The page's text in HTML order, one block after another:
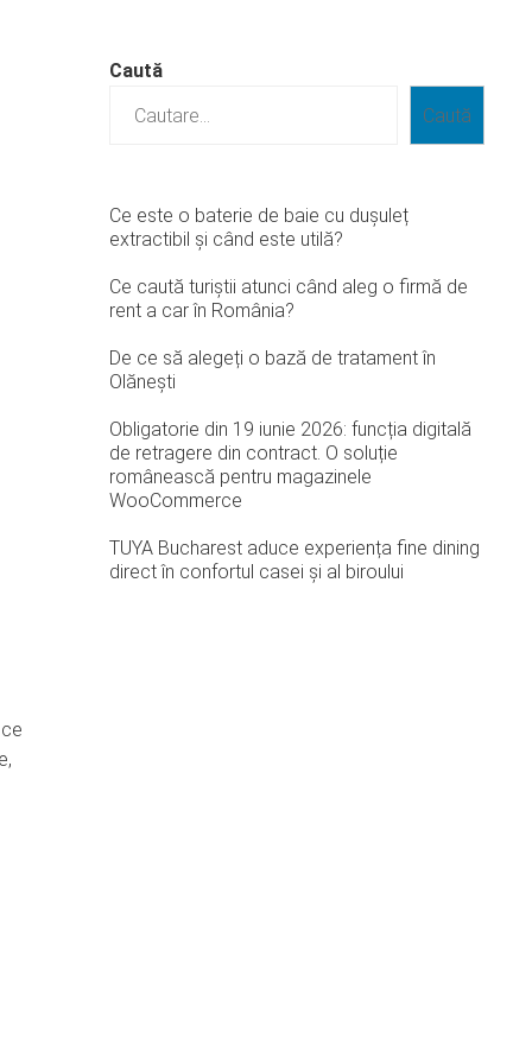
Caută
Caută
Ce este o baterie de baie cu dușuleț
extractibil și când este utilă?
Ce caută turiștii atunci când aleg o firmă de
rent a car în România?
De ce să alegeți o bază de tratament în
Olănești
Obligatorie din 19 iunie 2026: funcția digitală
de retragere din contract. O soluție
românească pentru magazinele
WooCommerce
TUYA Bucharest aduce experiența fine dining
direct în confortul casei și al biroului